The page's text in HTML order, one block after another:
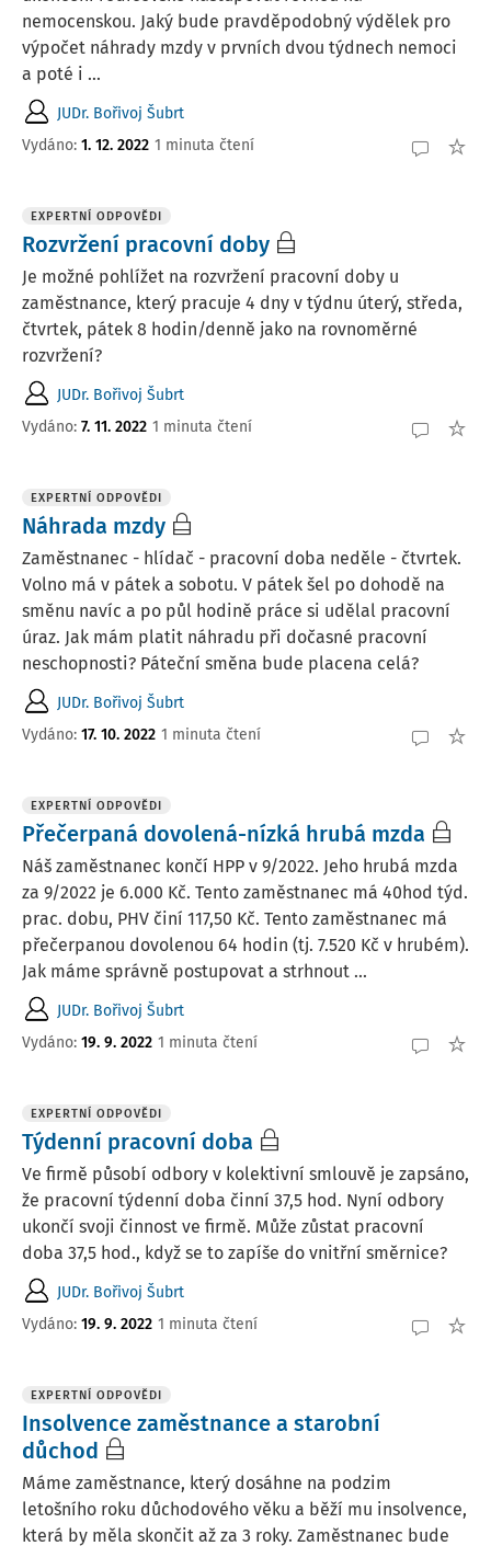
nemocenskou. Jaký bude pravděpodobný výdělek pro
výpočet náhrady mzdy v prvních dvou týdnech nemoci
a poté i ...
JUDr. Bořivoj Šubrt
Vydáno: 1. 12. 2022 1 minuta čtení
EXPERTNÍ ODPOVĚDI
Rozvržení pracovní doby
Je možné pohlížet na rozvržení pracovní doby u
zaměstnance, který pracuje 4 dny v týdnu úterý, středa,
čtvrtek, pátek 8 hodin/denně jako na rovnoměrné
rozvržení?
JUDr. Bořivoj Šubrt
Vydáno: 7. 11. 2022 1 minuta čtení
EXPERTNÍ ODPOVĚDI
Náhrada mzdy
Zaměstnanec - hlídač - pracovní doba neděle - čtvrtek.
Volno má v pátek a sobotu. V pátek šel po dohodě na
směnu navíc a po půl hodině práce si udělal pracovní
úraz. Jak mám platit náhradu při dočasné pracovní
neschopnosti? Páteční směna bude placena celá?
JUDr. Bořivoj Šubrt
Vydáno: 17. 10. 2022 1 minuta čtení
EXPERTNÍ ODPOVĚDI
Přečerpaná dovolená-nízká hrubá mzda
Náš zaměstnanec končí HPP v 9/2022. Jeho hrubá mzda
za 9/2022 je 6.000 Kč. Tento zaměstnanec má 40hod týd.
prac. dobu, PHV činí 117,50 Kč. Tento zaměstnanec má
přečerpanou dovolenou 64 hodin (tj. 7.520 Kč v hrubém).
Jak máme správně postupovat a strhnout ...
JUDr. Bořivoj Šubrt
Vydáno: 19. 9. 2022 1 minuta čtení
EXPERTNÍ ODPOVĚDI
Týdenní pracovní doba
Ve firmě působí odbory v kolektivní smlouvě je zapsáno,
že pracovní týdenní doba činní 37,5 hod. Nyní odbory
ukončí svoji činnost ve firmě. Může zůstat pracovní
doba 37,5 hod., když se to zapíše do vnitřní směrnice?
JUDr. Bořivoj Šubrt
Vydáno: 19. 9. 2022 1 minuta čtení
EXPERTNÍ ODPOVĚDI
Insolvence zaměstnance a starobní
důchod
Máme zaměstnance, který dosáhne na podzim
letošního roku důchodového věku a běží mu insolvence,
která by měla skončit až za 3 roky. Zaměstnanec bude